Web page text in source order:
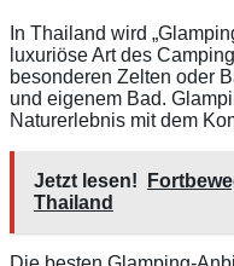
In Thailand wird
luxuriöse Art des
besonderen Zelten oder
und eigenem Bad.
Naturerlebnis mit dem
Jetzt lesen!
Thailand